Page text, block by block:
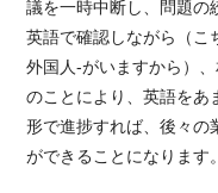
議を一時中断し、問題の
英語で確認しながら（こ
外国人‐がいますから）
のことにより、英語をあ
形で進捗すれば、後々の
ができることになります。